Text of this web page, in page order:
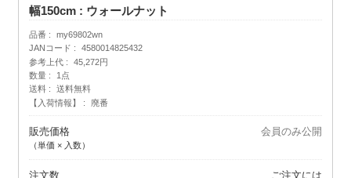
幅150cm : ウォールナット
品番
my69802wn
JANコード
4580014825432
参考上代
45,272円
数量
1点
送料
送料無料
【入荷情報】
廃番
販売価格
（単価 × 入数）
会員のみ公開
注文数
ご注文には